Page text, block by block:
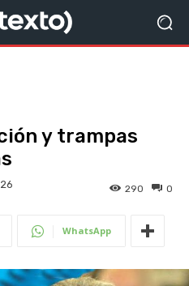
y trampas
0
290
WhatsApp